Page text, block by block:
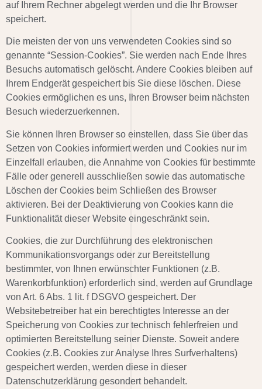
auf Ihrem Rechner abgelegt werden und die Ihr Browser
speichert.
Die meisten der von uns verwendeten Cookies sind so
genannte “Session-Cookies”. Sie werden nach Ende Ihres
Besuchs automatisch gelöscht. Andere Cookies bleiben auf
Ihrem Endgerät gespeichert bis Sie diese löschen. Diese
Cookies ermöglichen es uns, Ihren Browser beim nächsten
Besuch wiederzuerkennen.
Sie können Ihren Browser so einstellen, dass Sie über das
Setzen von Cookies informiert werden und Cookies nur im
Einzelfall erlauben, die Annahme von Cookies für bestimmte
Fälle oder generell ausschließen sowie das automatische
Löschen der Cookies beim Schließen des Browser
aktivieren. Bei der Deaktivierung von Cookies kann die
Funktionalität dieser Website eingeschränkt sein.
Cookies, die zur Durchführung des elektronischen
Kommunikationsvorgangs oder zur Bereitstellung
bestimmter, von Ihnen erwünschter Funktionen (z.B.
Warenkorbfunktion) erforderlich sind, werden auf Grundlage
von Art. 6 Abs. 1 lit. f DSGVO gespeichert. Der
Websitebetreiber hat ein berechtigtes Interesse an der
Speicherung von Cookies zur technisch fehlerfreien und
optimierten Bereitstellung seiner Dienste. Soweit andere
Cookies (z.B. Cookies zur Analyse Ihres Surfverhaltens)
gespeichert werden, werden diese in dieser
Datenschutzerklärung gesondert behandelt.